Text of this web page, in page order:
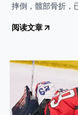
摔倒，髋部骨折，
阅读文章